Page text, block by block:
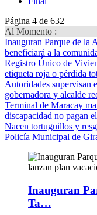
Página 4 de 632
Al Momento :
Inauguran Parque de la
beneficiará a la
Registro Único de
etiqueta roja o pérdida
Autoridades supervisan
gobernadora y alcalde
Terminal de Maracay
discapacidad no pagan
Nacen tortuguillos y resg
Policía Municipal de
Inauguran
Ta…